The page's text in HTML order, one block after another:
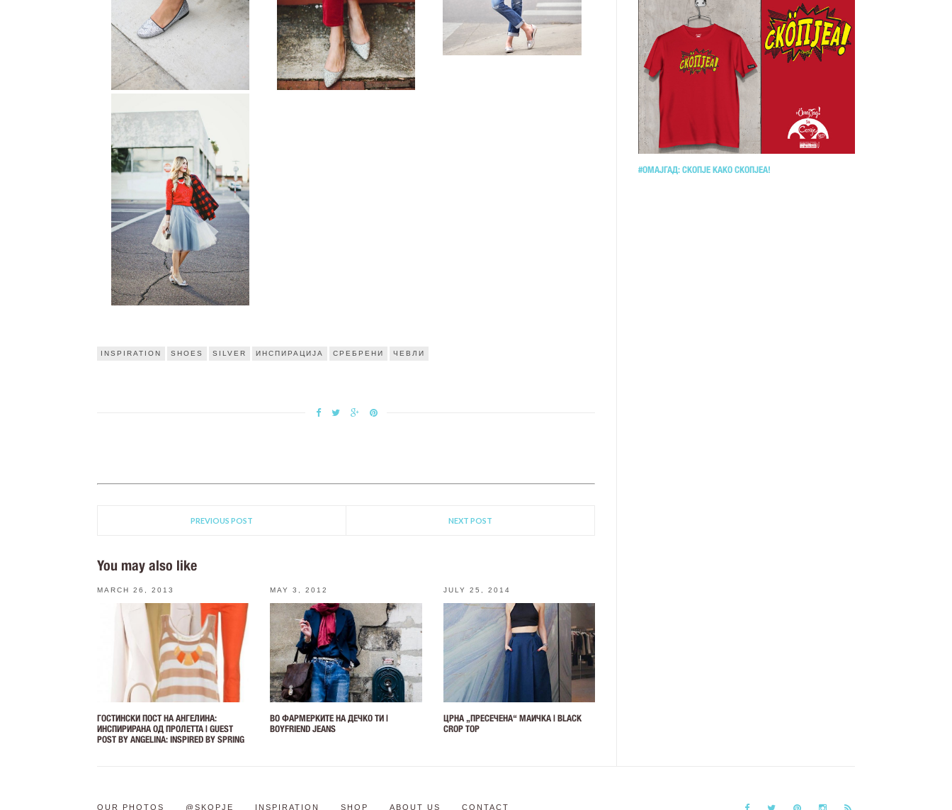
INSPIRATION SHOES SILVER ИНСПИРАЦИЈА СРЕБРЕНИ ЧЕВЛИ
PREVIOUS POST NEXT POST
You may also like
MARCH 26, 2013
ГОСТИНСКИ ПОСТ НА АНГЕЛИНА:
ИНСПИРИРАНА ОД ПРОЛЕТТА | GUEST
POST BY ANGELINA: INSPIRED BY SPRING
MAY 3, 2012
ВО ФАРМЕРКИТЕ НА ДЕЧКО ТИ |
BOYFRIEND JEANS
JULY 25, 2014
ЦРНА „ПРЕСЕЧЕНА“ МАИЧКА | BLACK
CROP TOP
#ОМАЈГАД: СКОПЈЕ КАКО СКОПЈЕА!
OUR PHOTOS @SKOPJE INSPIRATION SHOP ABOUT US CONTACT